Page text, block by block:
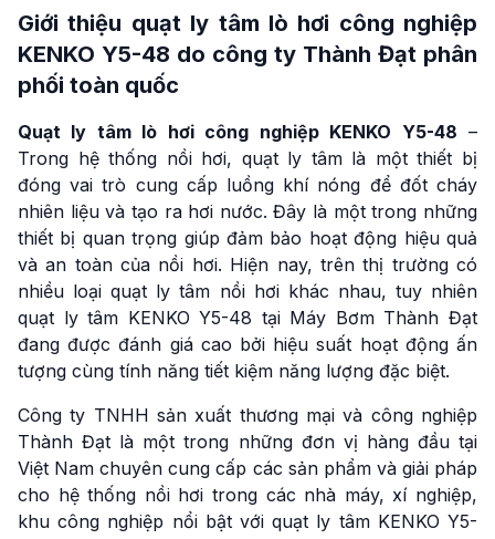
Giới thiệu quạt ly tâm lò hơi công nghiệp
KENKO Y5-48 do công ty Thành Đạt phân
phối toàn quốc
Quạt ly tâm lò hơi công nghiệp KENKO Y5-48 –
Trong hệ thống nồi hơi, quạt ly tâm là một thiết bị
đóng vai trò cung cấp luồng khí nóng để đốt cháy
nhiên liệu và tạo ra hơi nước. Đây là một trong những
thiết bị quan trọng giúp đảm bảo hoạt động hiệu quả
và an toàn của nồi hơi. Hiện nay, trên thị trường có
nhiều loại quạt ly tâm nồi hơi khác nhau, tuy nhiên
quạt ly tâm KENKO Y5-48 tại Máy Bơm Thành Đạt
đang được đánh giá cao bởi hiệu suất hoạt động ấn
tượng cùng tính năng tiết kiệm năng lượng đặc biệt.
Công ty TNHH sản xuất thương mại và công nghiệp
Thành Đạt là một trong những đơn vị hàng đầu tại
Việt Nam chuyên cung cấp các sản phẩm và giải pháp
cho hệ thống nồi hơi trong các nhà máy, xí nghiệp,
khu công nghiệp nổi bật với quạt ly tâm KENKO Y5-